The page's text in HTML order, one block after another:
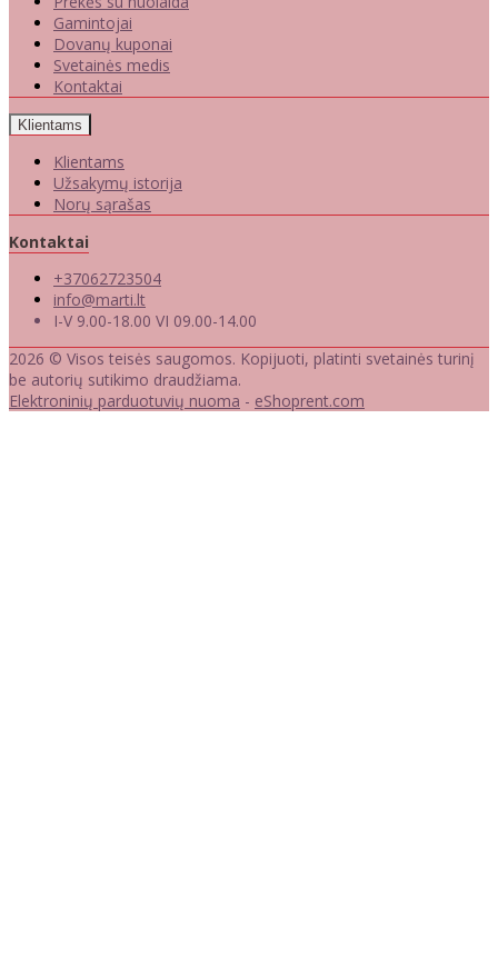
Gamintojai
Dovanų kuponai
Svetainės medis
Kontaktai
Klientams
Klientams
Užsakymų istorija
Norų sąrašas
Kontaktai
+37062723504
info@marti.lt
I-V 9.00-18.00 VI 09.00-14.00
2026 © Visos teisės saugomos. Kopijuoti, platinti svetainės turinį
be autorių sutikimo draudžiama.
Elektroninių parduotuvių nuoma - eShoprent.com